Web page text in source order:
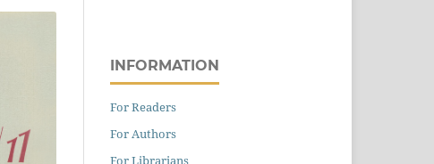
INFORMATION
For Readers
For Authors
For Librarians